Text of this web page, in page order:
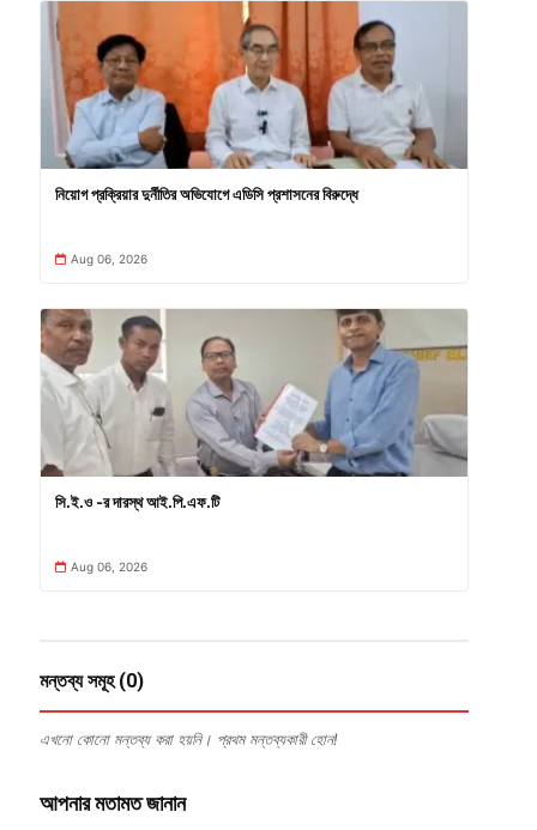
নিয়োগ প্রক্রিয়ার দুর্নীতির অভিযোগে এডিসি প্রশাসনের বিরুদ্ধে
Aug 06, 2026
সি.ই.ও -র দারস্থ আই.পি.এফ.টি
Aug 06, 2026
মন্তব্য সমূহ (0)
এখনো কোনো মন্তব্য করা হয়নি। প্রথম মন্তব্যকারী হোন!
আপনার মতামত জানান